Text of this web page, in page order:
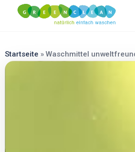
content
Startseite » Waschmittel